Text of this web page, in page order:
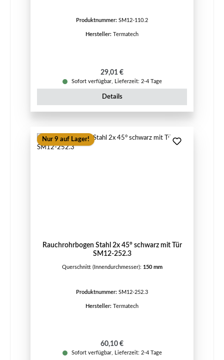
Produktnummer: SM12-110.2
Hersteller: Termatech
Regulärer Preis:
29,01 €
Sofort verfügbar, Lieferzeit: 2-4 Tage
Details
Nur 9 auf Lager!
Rauchrohrbogen Stahl 2x 45° schwarz mit Tür
SM12-252.3
Querschnitt (Innendurchmesser): 150 mm
Produktnummer: SM12-252.3
Hersteller: Termatech
Regulärer Preis:
60,10 €
Sofort verfügbar, Lieferzeit: 2-4 Tage